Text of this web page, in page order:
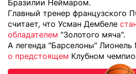
Бразилии Неймаром.
Главный тренер французского
считает, что Усман Дембеле
обладателем "Золотого мяча".
А легенда "Барселоны" Лионель
о предстоящем Клубном